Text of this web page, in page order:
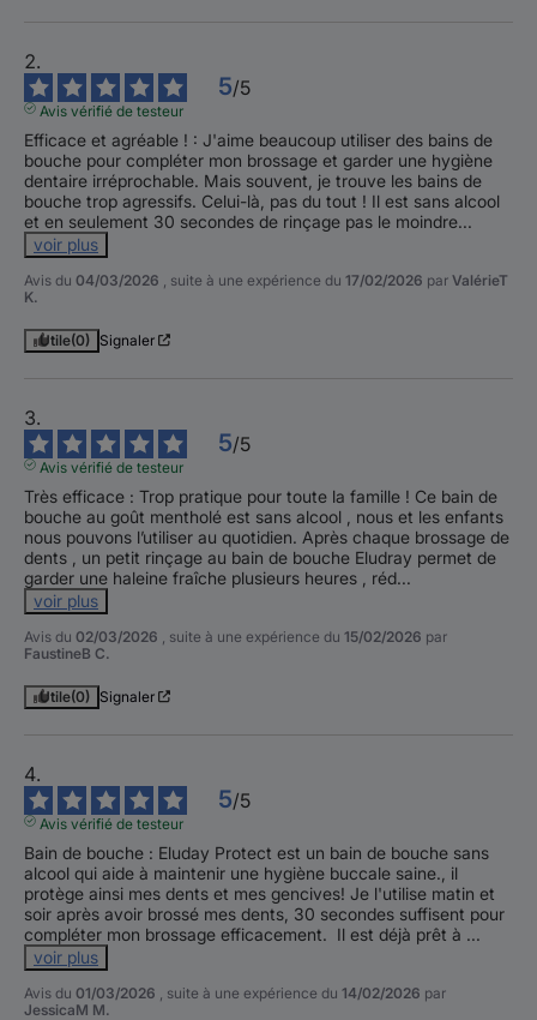
5/5
Avis vérifié de testeur
Efficace et agréable ! : J'aime beaucoup utiliser des bains de
bouche pour compléter mon brossage et garder une hygiène
dentaire irréprochable. Mais souvent, je trouve les bains de
bouche trop agressifs. Celui-là, pas du tout ! Il est sans alcool
et en seulement 30 secondes de rinçage pas le moindre...
voir plus
Avis du 04/03/2026 , suite à une expérience du 17/02/2026 par ValérieT
K.
Utile(0) Signaler
5/5
Avis vérifié de testeur
Très efficace : Trop pratique pour toute la famille ! Ce bain de
bouche au goût mentholé est sans alcool , nous et les enfants
nous pouvons l’utiliser au quotidien. Après chaque brossage de
dents , un petit rinçage au bain de bouche Eludray permet de
garder une haleine fraîche plusieurs heures , réd...
voir plus
Avis du 02/03/2026 , suite à une expérience du 15/02/2026 par
FaustineB C.
Utile(0) Signaler
5/5
Avis vérifié de testeur
Bain de bouche : Eluday Protect est un bain de bouche sans
alcool qui aide à maintenir une hygiène buccale saine., il
protège ainsi mes dents et mes gencives! Je l'utilise matin et
soir après avoir brossé mes dents, 30 secondes suffisent pour
compléter mon brossage efficacement.  Il est déjà prêt à ...
voir plus
Avis du 01/03/2026 , suite à une expérience du 14/02/2026 par
JessicaM M.